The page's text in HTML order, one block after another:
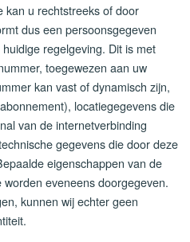
kan u rechtstreeks of door
dus een persoonsgegeven
regelgeving. Dit is met
toegewezen aan uw
kan vast of dynamisch zijn,
locatiegegevens die
van de internetverbinding
gegevens die door deze
eigenschappen van de
eveneens doorgegeven.
kunnen wij echter geen